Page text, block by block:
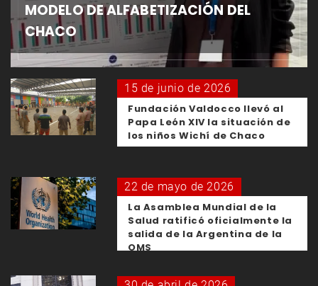
MODELO DE ALFABETIZACIÓN DEL
CHACO
15 de junio de 2026
Fundación Valdocco llevó al
Papa León XIV la situación de
los niños Wichí de Chaco
22 de mayo de 2026
La Asamblea Mundial de la
Salud ratificó oficialmente la
salida de la Argentina de la
OMS